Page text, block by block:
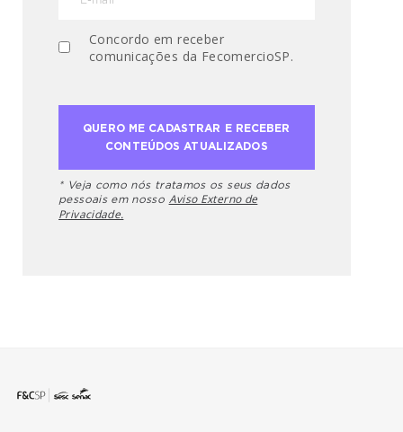
Concordo em receber
comunicações da FecomercioSP.
* Veja como nós tratamos os seus dados
pessoais em nosso Aviso Externo de
Privacidade.